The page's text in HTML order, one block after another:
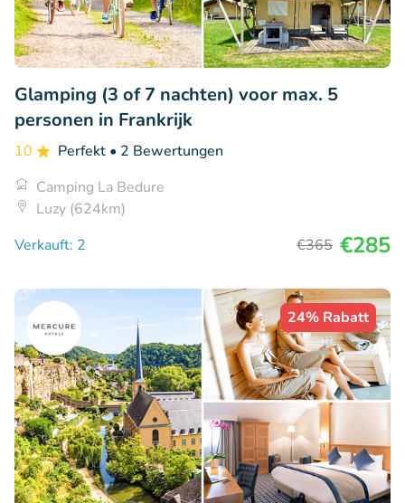
Glamping (3 of 7 nachten) voor max. 5
personen in Frankrijk
10 Perfekt • 2 Bewertungen
Camping La Bedure
Luzy (624km)
Verkauft: 2
€365 €285
24% Rabatt